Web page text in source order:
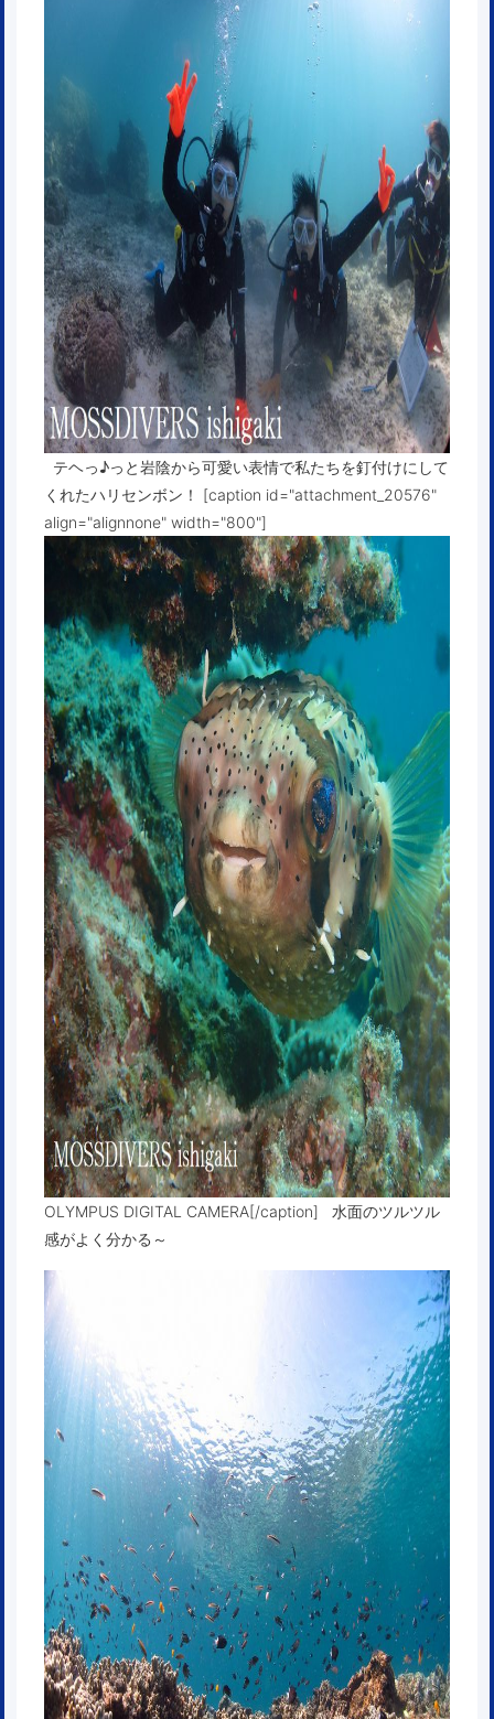
テヘっ♪っと岩陰から可愛い表情で私たちを釘付けにして
くれたハリセンボン！ [caption id="attachment_20576"
align="alignnone" width="800"]
OLYMPUS DIGITAL CAMERA[/caption] 水面のツルツル
感がよく分かる～